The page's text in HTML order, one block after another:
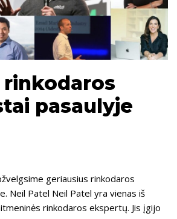
rinkodaros
pasaulyje
geriausius rinkodaros
Neil Patel Neil Patel yra vienas iš
rinkodaros ekspertų. Jis įgijo